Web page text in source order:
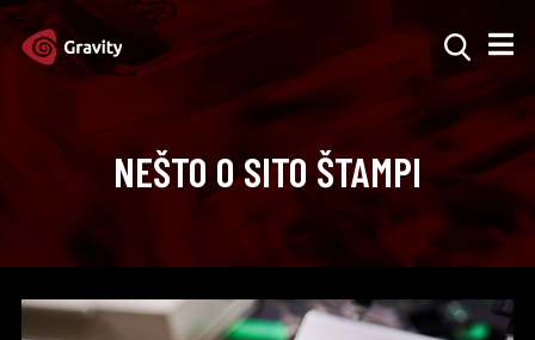
NEŠTO O SITO ŠTAMPI